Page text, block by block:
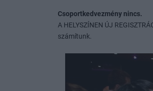
Csoportkedvezmény nincs.
A HELYSZÍNEN ÚJ
számítunk.